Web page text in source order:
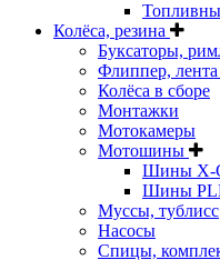
Колёса, резина
Буксаторы,
Флиппер,
Колёса в сборе
Монтажки
Мотокамеры
Мотошины
Шины X-
Шины
Муссы, тублисс
Насосы
Спицы,